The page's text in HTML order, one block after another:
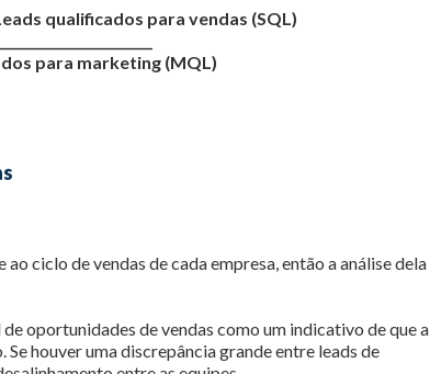
qualificados para vendas (SQL)
para marketing (MQL)
ciclo de vendas de cada empresa, então a análise dela
oportunidades de vendas como um indicativo de que a
houver uma discrepância grande entre leads de